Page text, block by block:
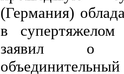
(Германия)
в
заявил о